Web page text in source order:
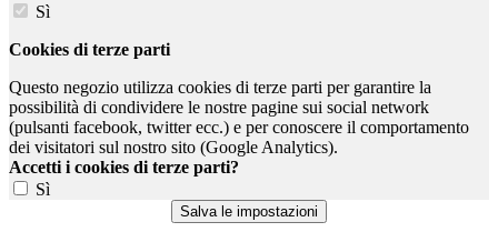
Sì
Cookies di terze parti
Questo negozio utilizza cookies di terze parti per garantire la
possibilità di condividere le nostre pagine sui social network
(pulsanti facebook, twitter ecc.) e per conoscere il comportamento
dei visitatori sul nostro sito (Google Analytics).
Accetti i cookies di terze parti?
Sì